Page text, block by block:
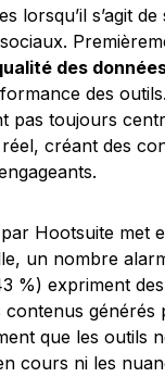
lorsqu’il s’agit
des
des
pas toujours
créant des
Hootsuite met
un nombre
%) expriment
générés
que les outils
cours ni les